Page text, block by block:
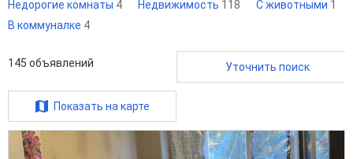
Недорогие комнаты 4 Недвижимость 118 С животными 1
В коммуналке 4
145 объявлений Уточнить поиск
Показать на карте